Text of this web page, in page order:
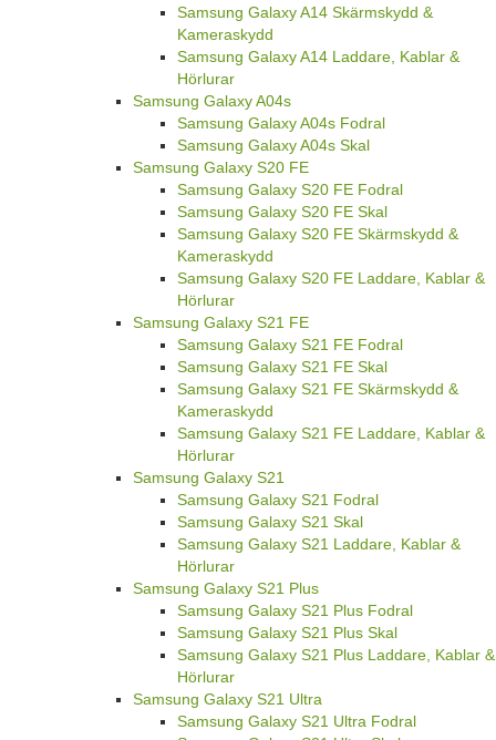
Samsung Galaxy A14 Skärmskydd &
Kameraskydd
Samsung Galaxy A14 Laddare, Kablar &
Hörlurar
Samsung Galaxy A04s
Samsung Galaxy A04s Fodral
Samsung Galaxy A04s Skal
Samsung Galaxy S20 FE
Samsung Galaxy S20 FE Fodral
Samsung Galaxy S20 FE Skal
Samsung Galaxy S20 FE Skärmskydd &
Kameraskydd
Samsung Galaxy S20 FE Laddare, Kablar &
Hörlurar
Samsung Galaxy S21 FE
Samsung Galaxy S21 FE Fodral
Samsung Galaxy S21 FE Skal
Samsung Galaxy S21 FE Skärmskydd &
Kameraskydd
Samsung Galaxy S21 FE Laddare, Kablar &
Hörlurar
Samsung Galaxy S21
Samsung Galaxy S21 Fodral
Samsung Galaxy S21 Skal
Samsung Galaxy S21 Laddare, Kablar &
Hörlurar
Samsung Galaxy S21 Plus
Samsung Galaxy S21 Plus Fodral
Samsung Galaxy S21 Plus Skal
Samsung Galaxy S21 Plus Laddare, Kablar &
Hörlurar
Samsung Galaxy S21 Ultra
Samsung Galaxy S21 Ultra Fodral